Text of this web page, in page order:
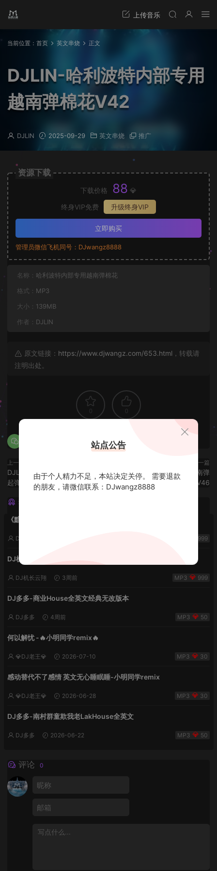
当前位置： 首页 英文串烧 正文
DJLIN-哈利波特内部专用
越南弹棉花V42
DJLIN 2025-09-29 英文串烧 推广
资源下载
下载价格 88 💎
终身VIP免费
升级终身VIP
立即购买
管理员微信飞机同号：DJwangz8888
名称： 哈利波特内部专用越南弹棉花
格式： MP3
大小： 139MB
作者： DJLIN
原文链接： https://www.djwangz.com/653.html ，转载请
注明出处。
0 0
上一篇
DJLIN-艾伦专属中英节奏棉花一
起弹v37
下一篇
DJLIN-DJ阿宇专属全改版越南弹
棉花V46
猜你喜欢
《黯然销魂夜5》VHDJ机长✈️DJ糖果🍬
DJ机长云翔 999
DJ机长✈️DJ糖果🍬【丝滑之夜5】House摇摆节奏✈️纯净版🍬
DJ机长云翔 3周前 999
DJ多多-商业House全英文经典无改版本
DJ多多 4周前 50
何以解忧 -🔥小明同学remix🔥
💎DJ老王💎 2026-07-10 30
感动替代不了感情 英文无心睡眠睡-小明同学remix
💎DJ老王💎 2026-06-28 30
DJ多多-南村群童欺我老LakHouse全英文
DJ多多 2026-06-22 50
评论 0
站点公告
由于个人精力不足，本站决定关停。 需要退款
的朋友，请微信联系：DJwangz8888